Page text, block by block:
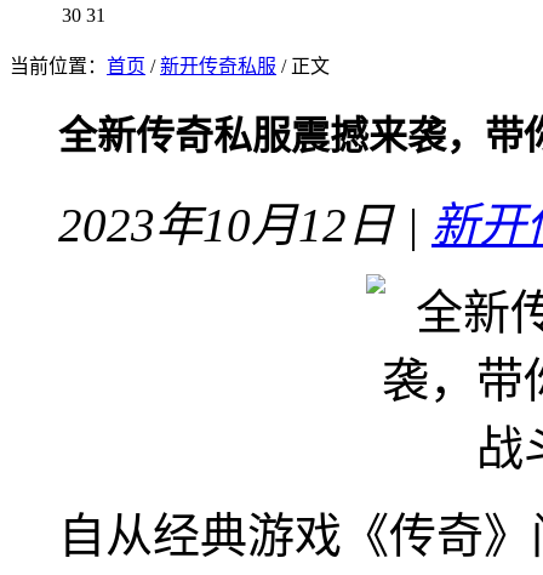
30 31
当前位置： 首页 /新开传奇私服 / 正文
全新传奇私服震撼来袭，带
2023年10月12日 | 新开
自从经典游戏《传奇